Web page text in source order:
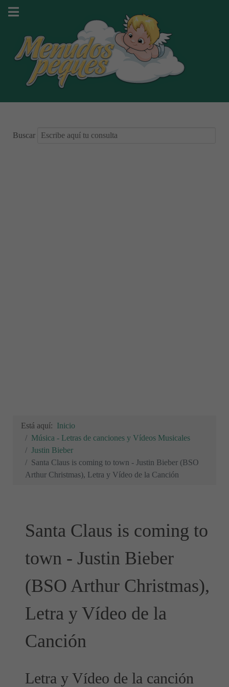
Buscar
Está aquí: Inicio
Música - Letras de canciones y Vídeos Musicales
Justin Bieber
Santa Claus is coming to town - Justin Bieber (BSO
Arthur Christmas), Letra y Vídeo de la Canción
Santa Claus is coming to
town - Justin Bieber
(BSO Arthur Christmas),
Letra y Vídeo de la
Canción
Letra y Vídeo de la canción